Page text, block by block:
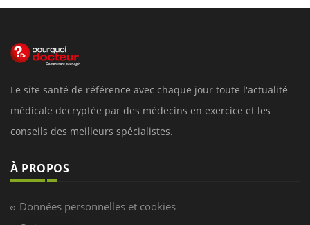
Le site santé de référence avec chaque jour toute l'actualité
médicale decryptée par des médecins en exercice et les
conseils des meilleurs spécialistes.
À PROPOS
Données personnelles et cookies